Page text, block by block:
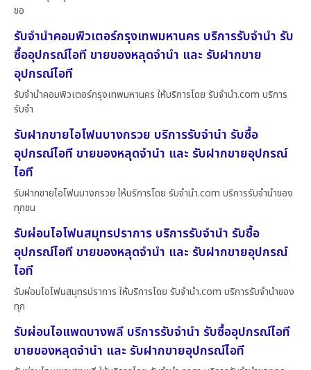
ขอ
รับจำนำคอมพิวเตอร์กรุงเทพมหานคร บริการรับจำนำ รับ
ซื้ออุปกรณ์ไอที ขายของหลุดจำนำ และ รับฝากขาย
อุปกรณ์ไอที
รับจำนำคอมพิวเตอร์กรุงเทพมหานคร ให้บริการโดย รับจํานํา.com บริการ
รับจำ
รับฝากขายไอโฟนบางกรวย บริการรับจำนำ รับซื้อ
อุปกรณ์ไอที ขายของหลุดจำนำ และ รับฝากขายอุปกรณ์
ไอที
รับฝากขายไอโฟนบางกรวย ให้บริการโดย รับจํานํา.com บริการรับจำนำของ
ทุกชน
รับผ่อนไอโฟนสมุทรปราการ บริการรับจำนำ รับซื้อ
อุปกรณ์ไอที ขายของหลุดจำนำ และ รับฝากขายอุปกรณ์
ไอที
รับผ่อนไอโฟนสมุทรปราการ ให้บริการโดย รับจํานํา.com บริการรับจำนำของ
ทุก
รับผ่อนไอแพดบางพลี บริการรับจำนำ รับซื้ออุปกรณ์ไอที
ขายของหลุดจำนำ และ รับฝากขายอุปกรณ์ไอที